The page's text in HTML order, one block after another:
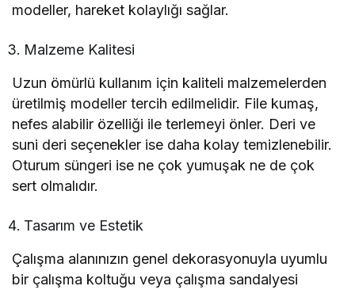
modeller, hareket kolaylığı sağlar.
Malzeme Kalitesi
Uzun ömürlü kullanım için kaliteli malzemelerden
üretilmiş modeller tercih edilmelidir. File kumaş,
nefes alabilir özelliği ile terlemeyi önler. Deri ve
suni deri seçenekler ise daha kolay temizlenebilir.
Oturum süngeri ise ne çok yumuşak ne de çok
sert olmalıdır.
Tasarım ve Estetik
Çalışma alanınızın genel dekorasyonuyla uyumlu
bir çalışma koltuğu veya çalışma sandalyesi